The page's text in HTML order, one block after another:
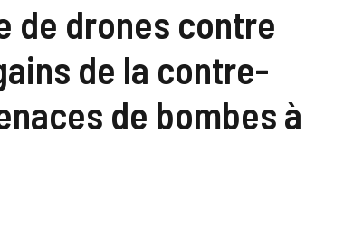
de drones contre
de la contre-
de bombes à